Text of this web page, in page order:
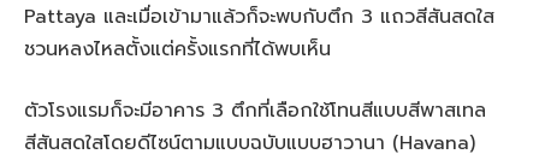
Pattaya และเมื่อเข้ามาแล้วก็จะพบกับตึก 3 แถวสีสันสดใส
ชวนหลงไหลตั้งแต่ครั้งแรกที่ได้พบเห็น
ตัวโรงแรมก็จะมีอาคาร 3 ตึกที่เลือกใช้โทนสีแบบสีพาสเทล
สีสันสดใสโดยดีไซน์ตามแบบฉบับแบบฮาวานา (Havana)